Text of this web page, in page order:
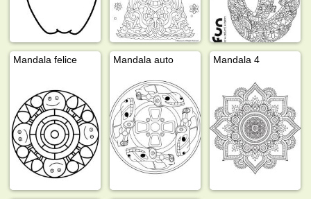
Mandala felice Mandala auto Mandala 4